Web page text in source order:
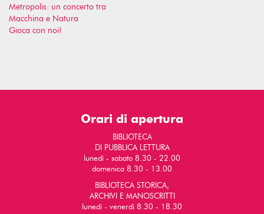
Metropolis: un concerto tra
Macchina e Natura
Gioca con noi!
Orari di apertura
BIBLIOTECA
DI PUBBLICA LETTURA
lunedì - sabato 8.30 - 22.00
domenica 8.30 - 13.00
BIBLIOTECA STORICA,
ARCHIVI E MANOSCRITTI
lunedì - venerdì 8.30 - 18.30